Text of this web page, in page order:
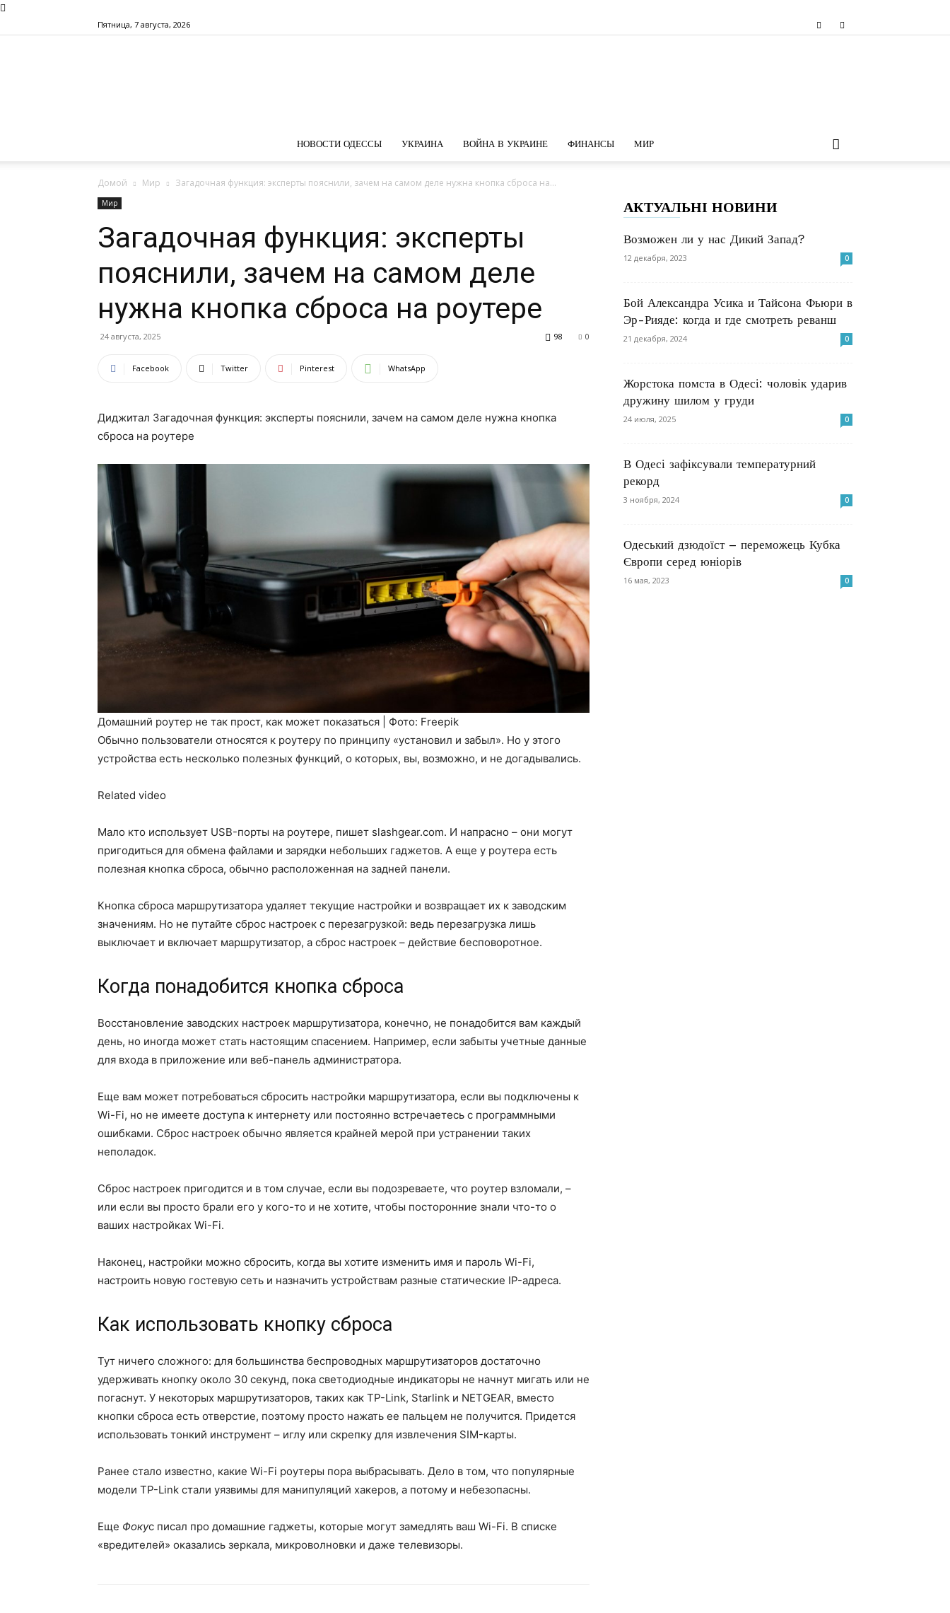
Пятница, 7 августа, 2026
НОВОСТИ ОДЕССЫ УКРАИНА ВОЙНА В УКРАИНЕ ФИНАНСЫ МИР
Домой Мир Загадочная функция: эксперты пояснили, зачем на самом деле нужна кнопка сброса на...
Мир
Загадочная функция: эксперты
пояснили, зачем на самом деле
нужна кнопка сброса на роутере
24 августа, 2025 0
98
Facebook Twitter Pinterest WhatsApp
Диджитал Загадочная функция: эксперты пояснили, зачем на самом деле нужна кнопка
сброса на роутере
Домашний роутер не так прост, как может показаться | Фото: Freepik
Обычно пользователи относятся к роутеру по принципу «установил и забыл». Но у этого
устройства есть несколько полезных функций, о которых, вы, возможно, и не догадывались.
Related video
Мало кто использует USB-порты на роутере, пишет slashgear.com. И напрасно – они могут
пригодиться для обмена файлами и зарядки небольших гаджетов. А еще у роутера есть
полезная кнопка сброса, обычно расположенная на задней панели.
Кнопка сброса маршрутизатора удаляет текущие настройки и возвращает их к заводским
значениям. Но не путайте сброс настроек с перезагрузкой: ведь перезагрузка лишь
выключает и включает маршрутизатор, а сброс настроек – действие бесповоротное.
Когда понадобится кнопка сброса
Восстановление заводских настроек маршрутизатора, конечно, не понадобится вам каждый
день, но иногда может стать настоящим спасением. Например, если забыты учетные данные
для входа в приложение или веб-панель администратора.
Еще вам может потребоваться сбросить настройки маршрутизатора, если вы подключены к
Wi-Fi, но не имеете доступа к интернету или постоянно встречаетесь с программными
ошибками. Сброс настроек обычно является крайней мерой при устранении таких
неполадок.
Сброс настроек пригодится и в том случае, если вы подозреваете, что роутер взломали, –
или если вы просто брали его у кого-то и не хотите, чтобы посторонние знали что-то о
ваших настройках Wi-Fi.
Наконец, настройки можно сбросить, когда вы хотите изменить имя и пароль Wi-Fi,
настроить новую гостевую сеть и назначить устройствам разные статические IP-адреса.
Как использовать кнопку сброса
Тут ничего сложного: для большинства беспроводных маршрутизаторов достаточно
удерживать кнопку около 30 секунд, пока светодиодные индикаторы не начнут мигать или не
погаснут. У некоторых маршрутизаторов, таких как TP-Link, Starlink и NETGEAR, вместо
кнопки сброса есть отверстие, поэтому просто нажать ее пальцем не получится. Придется
использовать тонкий инструмент – иглу или скрепку для извлечения SIM-карты.
Ранее стало известно, какие Wi-Fi роутеры пора выбрасывать. Дело в том, что популярные
модели TP-Link стали уязвимы для манипуляций хакеров, а потому и небезопасны.
Еще Фокус писал про домашние гаджеты, которые могут замедлять ваш Wi-Fi. В списке
«вредителей» оказались зеркала, микроволновки и даже телевизоры.
АКТУАЛЬНІ НОВИНИ
Возможен ли у нас Дикий Запад?
12 декабря, 2023 0
Бой Александра Усика и Тайсона Фьюри в
Эр-Рияде: когда и где смотреть реванш
21 декабря, 2024 0
Жорстока помста в Одесі: чоловік ударив
дружину шилом у груди
24 июля, 2025 0
В Одесі зафіксували температурний
рекорд
3 ноября, 2024 0
Одеський дзюдоїст – переможець Кубка
Європи серед юніорів
16 мая, 2023 0